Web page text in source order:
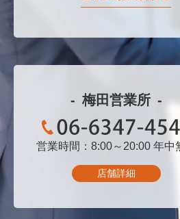
梅田営業所
06-6347-4545
営業時間：8:00～20:00 年中
店舗詳細